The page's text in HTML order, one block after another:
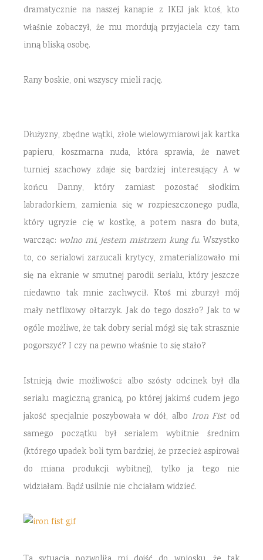
dramatycznie na naszej kanapie z IKEI jak ktoś, kto
właśnie zobaczył, że mu mordują przyjaciela czy tam
inną bliską osobę.
Rany boskie, oni wszyscy mieli rację.
Dłużyzny, zbędne wątki, złole wielowymiarowi jak kartka
papieru, koszmarna nuda, która sprawia, że nawet
turniej szachowy zdaje się bardziej interesujący A w
końcu Danny, który zamiast pozostać słodkim
labradorkiem, zamienia się w rozpieszczonego pudla,
który ugryzie cię w kostkę, a potem nasra do buta,
warcząc: wolno mi, jestem mistrzem kung fu. Wszystko
to, co serialowi zarzucali krytycy, zmaterializowało mi
się na ekranie w smutnej parodii serialu, który jeszcze
niedawno tak mnie zachwycił. Ktoś mi zburzył mój
mały netflixowy ołtarzyk. Jak do tego doszło? Jak to w
ogóle możliwe, że tak dobry serial mógł się tak strasznie
pogorszyć? I czy na pewno właśnie to się stało?
Istnieją dwie możliwości: albo szósty odcinek był dla
serialu magiczną granicą, po której jakimś cudem jego
jakość specjalnie poszybowała w dół, albo Iron Fistod
samego początku był serialem wybitnie średnim
(którego upadek boli tym bardziej, że przecież aspirował
do miana produkcji wybitnej), tylko ja tego nie
widziałam. Bądź usilnie nie chciałam widzieć.